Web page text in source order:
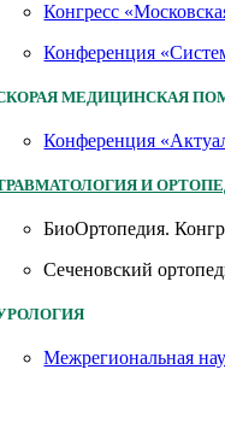
Конгресс
Конференция
МЕДИЦИНСКАЯ
Конференция
И
БиоОртопедия.
Сеченовский
Межрегиональная